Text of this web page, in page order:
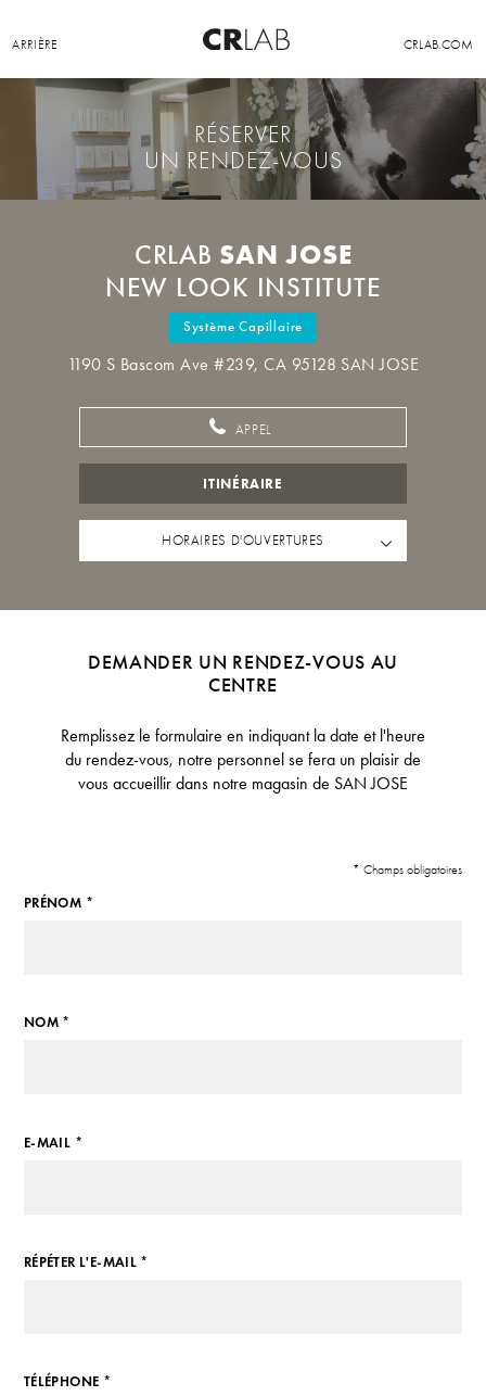
ARRIÈRE CRLAB.COM
RÉSERVER
UN RENDEZ-VOUS
CRLAB SAN JOSE
NEW LOOK INSTITUTE
Système Capillaire
1190 S Bascom Ave #239, CA 95128 SAN JOSE
APPEL
ITINÉRAIRE
HORAIRES D'OUVERTURES
DEMANDER UN RENDEZ-VOUS AU
CENTRE
Remplissez le formulaire en indiquant la date et l'heure
du rendez-vous, notre personnel se fera un plaisir de
vous accueillir dans notre magasin de SAN JOSE
* Champs obligatoires
PRÉNOM *
NOM *
E-MAIL *
RÉPÉTER L'E-MAIL *
TÉLÉPHONE *